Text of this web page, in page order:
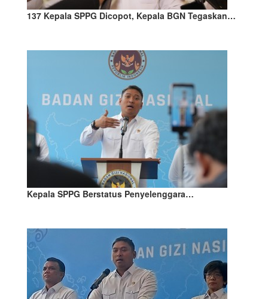
137 Kepala SPPG Dicopot, Kepala BGN Tegaskan…
Kepala SPPG Berstatus Penyelenggara…